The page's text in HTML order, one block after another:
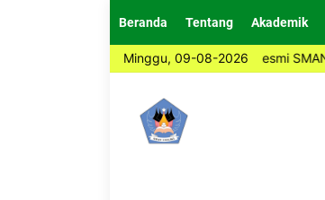
Beranda Tentang Akademik
Minggu, 09-08-2026
Selamat Datang di Website Resmi SMAN 1 Suliki